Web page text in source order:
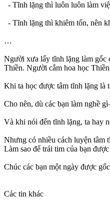
- Tĩnh lặng thì luôn luôn làm
- Tĩnh lặng thì khiêm tốn, nên
…
Người xưa lấy tĩnh lặng làm gốc
Thiền. Người cắm hoa học
Khi ta học được tâm tĩnh lặng là
Cho nên, dù các bạn làm nghề
Và khi nói đến tĩnh lặng, ta hay
Nhưng có nhiều cách luyện tâm
Làm sao để trái tim của bạn
Chúc các bạn một ngày được
Các tin khác